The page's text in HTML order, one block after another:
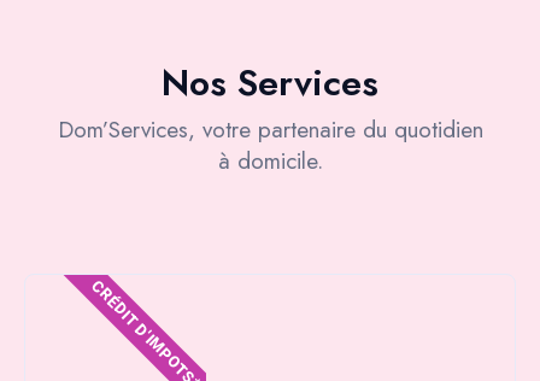
Nos Services
Dom’Services, votre partenaire du quotidien
à domicile.
CRÉDIT D'IMPOTS*